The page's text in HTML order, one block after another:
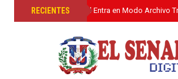
RECIENTES
»El Senado Digital Entra en Modo Archivo